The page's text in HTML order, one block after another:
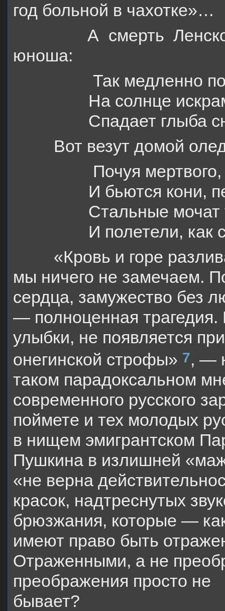
год больной в чахотке»…
А смерть
юноша:
Так медленно
На солнце
Спадает глыба
Вот везут домой
Почуя
И бьются кони,
Стальные мочат
И полетели, как
«Кровь и горе
мы ничего не замечаем.
сердца, замужество без
— полноценная
улыбки, не появляется
онегинской строфы» 7, —
таком парадоксальном
современного русского
поймете и тех молодых
в нищем эмигрантском
Пушкина в излишней
«не верна
красок, надтреснутых
брюзжания, которые —
имеют право быть
Отраженными, а не
преображения просто не
бывает?